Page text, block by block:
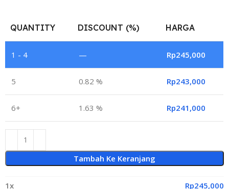
QUANTITY DISCOUNT (%) HARGA
1 - 4 — Rp245,000
5 0.82 % Rp243,000
6+ 1.63 % Rp241,000
Tambah Ke Keranjang
1x Rp245,000